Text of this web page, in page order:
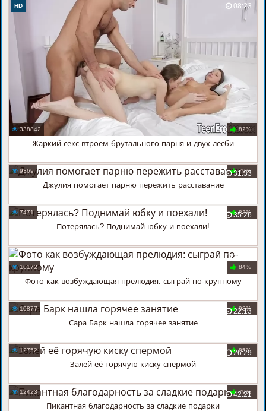
338842 82%
Жаркий секс втроем брутального парня и двух лесби
HD 08:23
9369 79%
Джулия помогает парню пережить расставание
31:33
7471 83%
Потерялась? Поднимай юбку и поехали!
35:26
10172 84%
Фото как возбуждающая прелюдия: сыграй по-крупному
27:22
10877 93%
Сара Барк нашла горячее занятие
22:13
12752 85%
Залей её горячую киску спермой
26:29
12423 79%
Пикантная благодарность за сладкие подарки
42:21